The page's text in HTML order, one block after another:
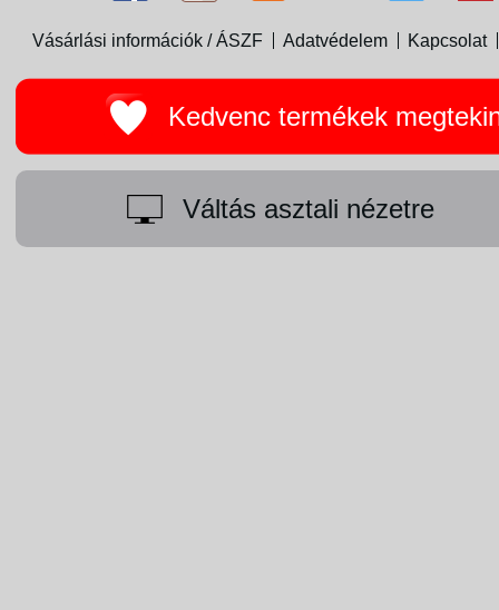
Vásárlási információk / ÁSZF Adatvédelem Kapcsolat
Kedvenc termékek
Váltás asztali nézetre